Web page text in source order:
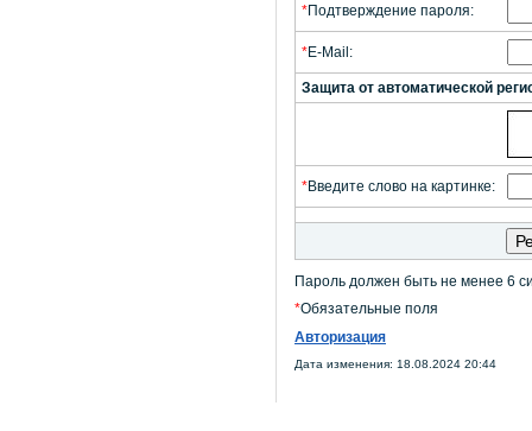
*Подтверждение пароля:
*E-Mail:
Защита от автоматической
*Введите слово на картинке:
Пароль должен быть не менее 6
*Обязательные поля
Авторизация
Дата изменения: 18.08.2024 20:44